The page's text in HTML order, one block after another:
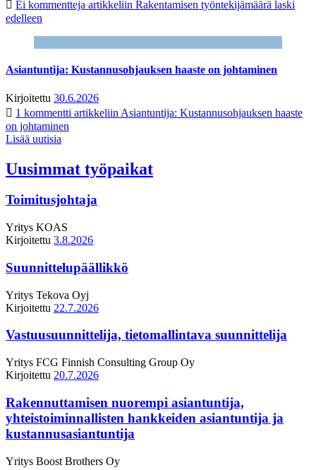
Ei kommentteja artikkeliin Rakentamisen työntekijämäärä laski
edelleen
Asiantuntija: Kustannusohjauksen haaste on johtaminen
Kirjoitettu 30.6.2026
1 kommentti artikkeliin Asiantuntija: Kustannusohjauksen haaste
on johtaminen
Lisää uutisia
Uusimmat työpaikat
Toimitusjohtaja
Yritys KOAS
Kirjoitettu 3.8.2026
Suunnittelupäällikkö
Yritys Tekova Oyj
Kirjoitettu 22.7.2026
Vastuusuunnittelija, tietomallintava suunnittelija
Yritys FCG Finnish Consulting Group Oy
Kirjoitettu 20.7.2026
Rakennuttamisen nuorempi asiantuntija,
yhteistoiminnallisten hankkeiden asiantuntija ja
kustannusasiantuntija
Yritys Boost Brothers Oy